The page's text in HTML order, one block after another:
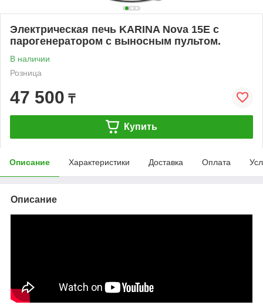
Электрическая печь KARINA Nova 15Е с
парогенератором c выносным пультом.
В наличии
Розница
47 500 ₸
Купить
Описание Характеристики Доставка Оплата
Описание